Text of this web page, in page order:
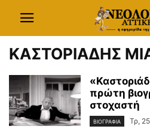
ΚΑΣΤΟΡΙΑΔΗΣ
πρώτη
στοχαστή
ΒΙΟΓΡΑΦΙΑ Τρ,